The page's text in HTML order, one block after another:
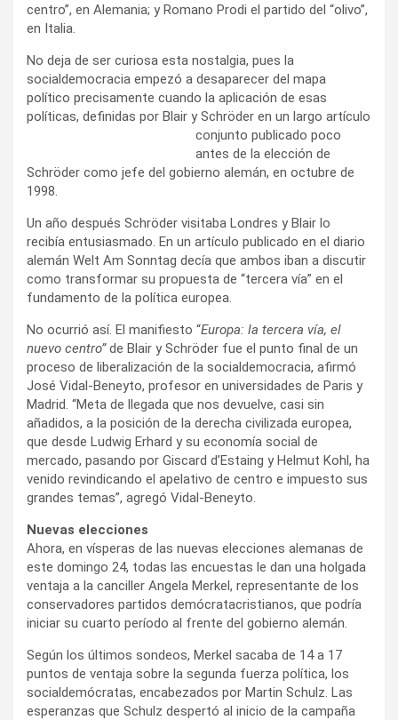
centro”, en Alemania; y Romano Prodi el partido del “olivo”,
en Italia.
No deja de ser curiosa esta nostalgia, pues la
socialdemocracia empezó a desaparecer del mapa
político precisamente cuando la aplicación de esas
políticas, definidas por Blair y Schröder en un largo artículo
conjunto publicado poco
antes de la elección de
Schröder como jefe del gobierno alemán, en octubre de
1998.
Un año después Schröder visitaba Londres y Blair lo
recibía entusiasmado. En un artículo publicado en el diario
alemán Welt Am Sonntag decía que ambos iban a discutir
como transformar su propuesta de “tercera vía” en el
fundamento de la política europea.
No ocurrió así. El manifiesto “Europa: la tercera vía, el
nuevo centro”de Blair y Schröder fue el punto final de un
proceso de liberalización de la socialdemocracia, afirmó
José Vidal-Beneyto, profesor en universidades de Paris y
Madrid. “Meta de llegada que nos devuelve, casi sin
añadidos, a la posición de la derecha civilizada europea,
que desde Ludwig Erhard y su economía social de
mercado, pasando por Giscard d’Estaing y Helmut Kohl, ha
venido revindicando el apelativo de centro e impuesto sus
grandes temas”, agregó Vidal-Beneyto.
Nuevas elecciones
Ahora, en vísperas de las nuevas elecciones alemanas de
este domingo 24, todas las encuestas le dan una holgada
ventaja a la canciller Angela Merkel, representante de los
conservadores partidos demócratacristianos, que podría
iniciar su cuarto período al frente del gobierno alemán.
Según los últimos sondeos, Merkel sacaba de 14 a 17
puntos de ventaja sobre la segunda fuerza política, los
socialdemócratas, encabezados por Martin Schulz. Las
esperanzas que Schulz despertó al inicio de la campaña